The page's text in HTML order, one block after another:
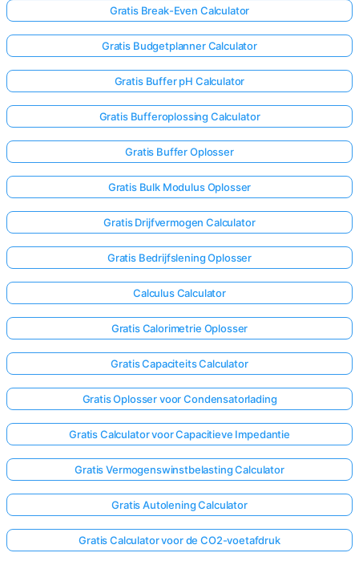
Gratis Break-Even Calculator
Gratis Budgetplanner Calculator
Gratis Buffer pH Calculator
Gratis Bufferoplossing Calculator
Gratis Buffer Oplosser
Gratis Bulk Modulus Oplosser
Gratis Drijfvermogen Calculator
Gratis Bedrijfslening Oplosser
Calculus Calculator
Gratis Calorimetrie Oplosser
Gratis Capaciteits Calculator
Gratis Oplosser voor Condensatorlading
Gratis Calculator voor Capacitieve Impedantie
Gratis Vermogenswinstbelasting Calculator
Gratis Autolening Calculator
Gratis Calculator voor de CO2-voetafdruk